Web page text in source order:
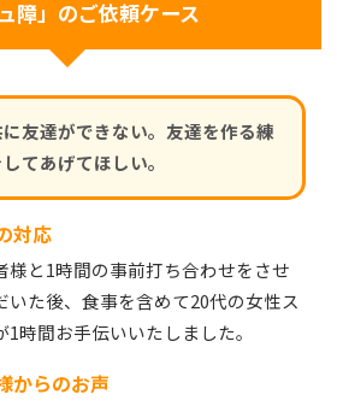
障」のご依頼ケース
友達ができない。友達を作る練
てあげてほしい。
対応
様と1時間の事前打ち合わせをさせ
いた後、食事を含めて20代の女性ス
1時間お手伝いいたしました。
からのお声